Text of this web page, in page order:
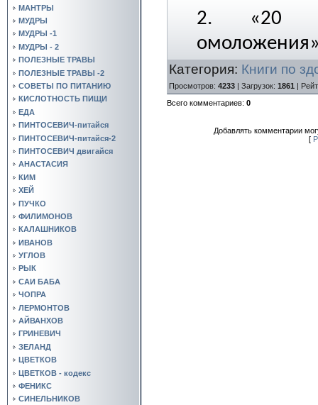
МАНТРЫ
МУДРЫ
МУДРЫ -1
МУДРЫ - 2
ПОЛЕЗНЫЕ ТРАВЫ
ПОЛЕЗНЫЕ ТРАВЫ -2
СОВЕТЫ ПО ПИТАНИЮ
КИСЛОТНОСТЬ ПИЩИ
ЕДА
ПИНТОСЕВИЧ-питайся
ПИНТОСЕВИЧ-питайся-2
ПИНТОСЕВИЧ двигайся
АНАСТАСИЯ
КИМ
ХЕЙ
ПУЧКО
ФИЛИМОНОВ
КАЛАШНИКОВ
ИВАНОВ
УГЛОВ
РЫК
САИ БАБА
ЧОПРА
ЛЕРМОНТОВ
АЙВАНХОВ
ГРИНЕВИЧ
ЗЕЛАНД
ЦВЕТКОВ
ЦВЕТКОВ - кодекс
ФЕНИКС
СИНЕЛЬНИКОВ
2. «20
Категория: Книги по
Просмотров: 4233 | Загрузок: 1861 |
Всего комментариев: 0
Добавлять комментарии
[